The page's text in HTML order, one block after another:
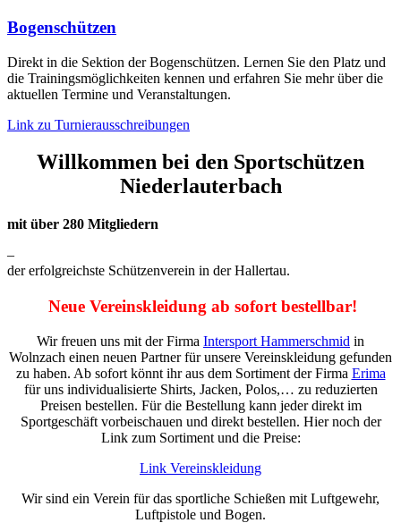
Bogenschützen
Direkt in die Sektion der Bogenschützen. Lernen Sie den Platz und
die Trainingsmöglichkeiten kennen und erfahren Sie mehr über die
aktuellen Termine und Veranstaltungen.
Link zu Turnierausschreibungen
Willkommen bei den Sportschützen
Niederlauterbach
mit über 280 Mitgliedern
–
der erfolgreichste Schützenverein in der Hallertau.
Neue Vereinskleidung ab sofort bestellbar!
Wir freuen uns mit der Firma Intersport Hammerschmid in
Wolnzach einen neuen Partner für unsere Vereinskleidung gefunden
zu haben. Ab sofort könnt ihr aus dem Sortiment der Firma Erima
für uns individualisierte Shirts, Jacken, Polos,… zu reduzierten
Preisen bestellen. Für die Bestellung kann jeder direkt im
Sportgeschäft vorbeischauen und direkt bestellen. Hier noch der
Link zum Sortiment und die Preise:
Link Vereinskleidung
Wir sind ein Verein für das sportliche Schießen mit Luftgewehr,
Luftpistole und Bogen.